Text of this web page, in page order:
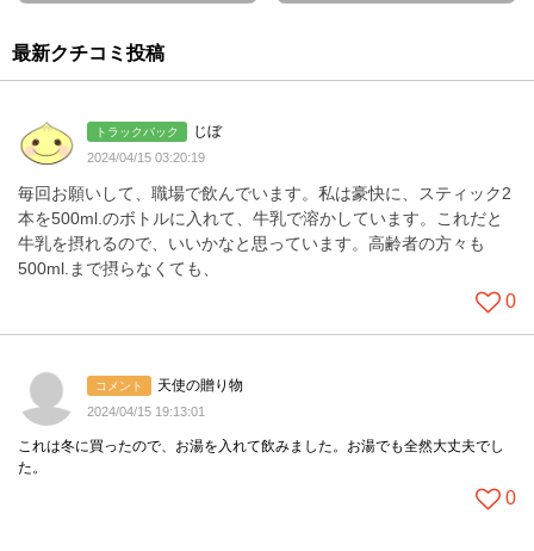
最新クチコミ投稿
トラックバック じぼ
2024/04/15 03:20:19
毎回お願いして、職場で飲んでいます。私は豪快に、スティック2
本を500ml.のボトルに入れて、牛乳で溶かしています。これだと
牛乳を摂れるので、いいかなと思っています。高齢者の方々も
500ml.まで摂らなくても、
0
コメント 天使の贈り物
2024/04/15 19:13:01
これは冬に買ったので、お湯を入れて飲みました。お湯でも全然大丈夫でし
た。
0